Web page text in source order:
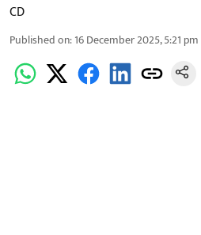
CD
Published on:16 December 2025, 5:21 pm